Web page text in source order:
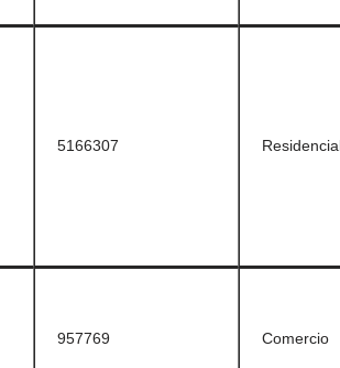
5166307 Residencial
957769 Comercio